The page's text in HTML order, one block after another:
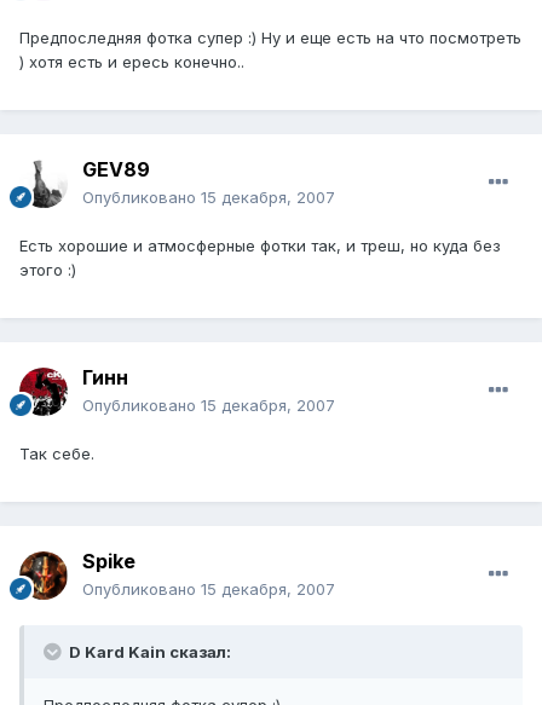
Предпоследняя фотка супер :) Ну и еще есть на что посмотреть
) хотя есть и ересь конечно..
GEV89
Опубликовано 15 декабря, 2007
Есть хорошие и атмосферные фотки так, и треш, но куда без
этого :)
Гинн
Опубликовано 15 декабря, 2007
Так себе.
Spike
Опубликовано 15 декабря, 2007
D Kard Kain сказал: